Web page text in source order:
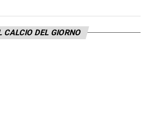
sotto la gestione
Torino, l’ambiente
CALCIO DEL GIORNO